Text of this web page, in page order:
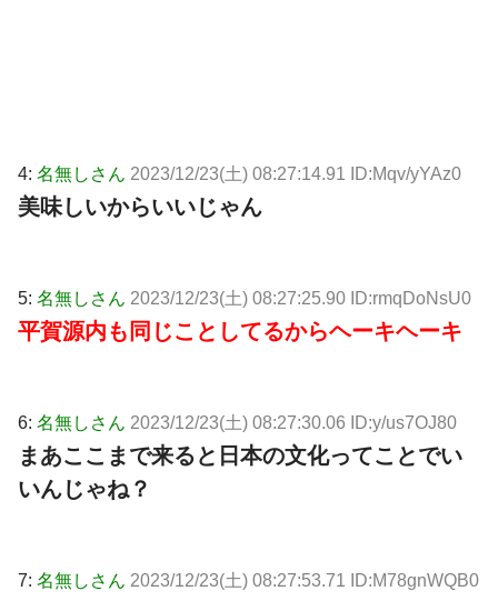
4: 名無しさん 2023/12/23(土) 08:27:14.91 ID:Mqv/yYAz0
美味しいからいいじゃん
5: 名無しさん 2023/12/23(土) 08:27:25.90 ID:rmqDoNsU0
平賀源内も同じことしてるからヘーキヘーキ
6: 名無しさん 2023/12/23(土) 08:27:30.06 ID:y/us7OJ80
まあここまで来ると日本の文化ってことでい
いんじゃね？
7: 名無しさん 2023/12/23(土) 08:27:53.71 ID:M78gnWQB0